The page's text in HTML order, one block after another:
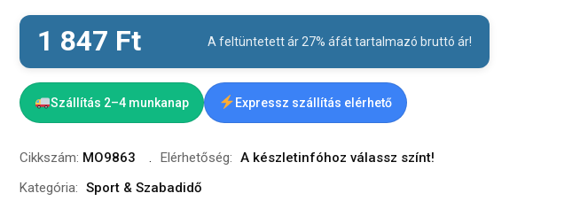
1 847 Ft A feltüntetett ár 27% áfát tartalmazó bruttó ár!
Szállítás 2–4 munkanap Expressz szállítás elérhető
Cikkszám: MO9863 Elérhetőség: A készletinfóhoz válassz színt!
Kategória: Sport & Szabadidő